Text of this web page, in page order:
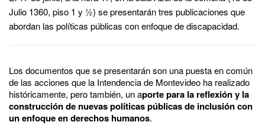
Julio 1360, piso 1 y ½) se presentarán tres publicaciones que
abordan las políticas públicas con enfoque de discapacidad.
Los documentos que se presentarán son una puesta en común
de las acciones que la Intendencia de Montevideo ha realizado
históricamente, pero también, un aporte para la reflexión y la
construcción de nuevas políticas públicas de inclusión con
un enfoque en derechos humanos.